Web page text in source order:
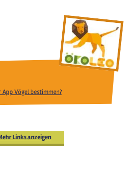
Vögel bestimmen?
Links anzeigen